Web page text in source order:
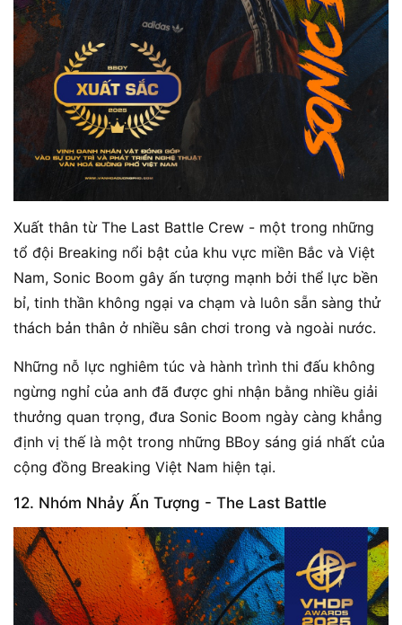
Xuất thân từ The Last Battle Crew - một trong những
tổ đội Breaking nổi bật của khu vực miền Bắc và Việt
Nam, Sonic Boom gây ấn tượng mạnh bởi thể lực bền
bỉ, tinh thần không ngại va chạm và luôn sẵn sàng thử
thách bản thân ở nhiều sân chơi trong và ngoài nước.
Những nỗ lực nghiêm túc và hành trình thi đấu không
ngừng nghỉ của anh đã được ghi nhận bằng nhiều giải
thưởng quan trọng, đưa Sonic Boom ngày càng khẳng
định vị thế là một trong những BBoy sáng giá nhất của
cộng đồng Breaking Việt Nam hiện tại.
12. Nhóm Nhảy Ấn Tượng - The Last Battle